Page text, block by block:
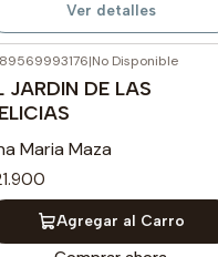
Ver detalles
|No Disponible
JARDIN DE LAS
Maria Maza
Agregar al Carro